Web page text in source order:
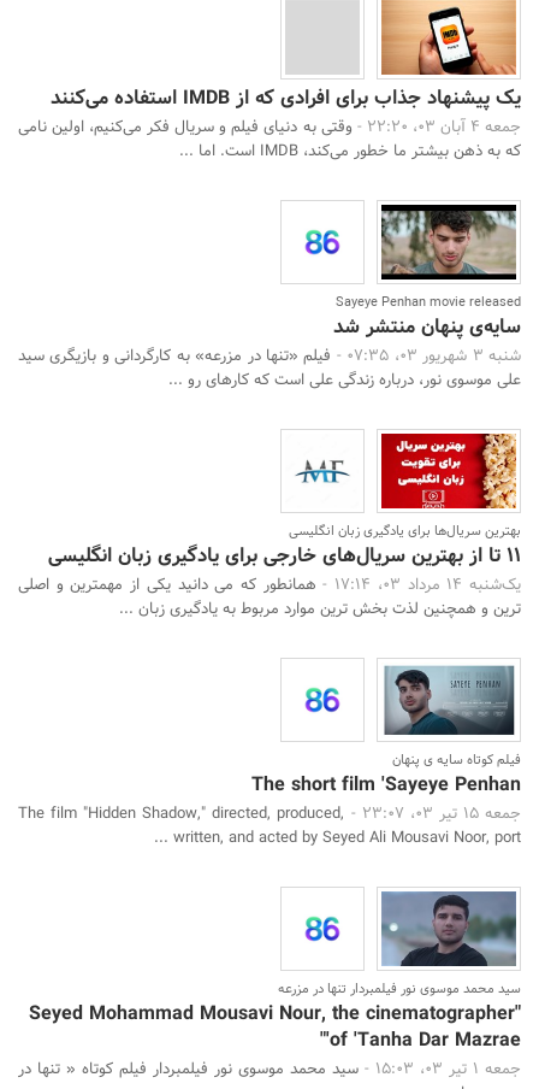
یک پیشنهاد جذاب برای افرادی که از IMDB استفاده می‌کنند
جمعه 4 آبان 03، 22:20 -
وقتی به دنیای فیلم و سریال فکر می‌کنیم، اولین نامی
که به ذهن بیشتر ما خطور می‌کند، IMDB است. اما ...
Sayeye Penhan movie released
سایه‌ی پنهان منتشر شد
شنبه 3 شهریور 03، 07:35 -
فیلم «تنها در مزرعه» به کارگردانی و بازیگری سید
علی موسوی نور، درباره زندگی علی است که کارهای رو ...
بهترین سریال‌ها برای یادگیری زبان انگلیسی
11 تا از بهترین سریال‌های خارجی برای یادگیری زبان انگلیسی
یک‌شنبه 14 مرداد 03، 17:14 -
همانطور که می دانید یکی از مهمترین و اصلی
ترین و همچنین لذت بخش ترین موارد مربوط به یادگیری زبان ...
فیلم کوتاه سایه ی پنهان
The short film 'Sayeye Penhan
جمعه 15 تیر 03، 23:07 -
The film "Hidden Shadow," directed, produced,
written, and acted by Seyed Ali Mousavi Noor, port ...
سید محمد موسوی نور فیلمبردار تنها در مزرعه
"Seyed Mohammad Mousavi Nour, the cinematographer
of 'Tanha Dar Mazrae'"
جمعه 1 تیر 03، 15:03 -
سید محمد موسوی نور فیلمبردار فیلم کوتاه « تنها در